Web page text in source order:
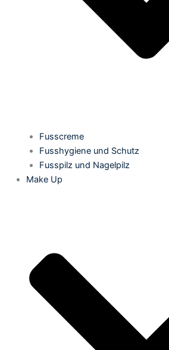
Fusscreme
Fusshygiene und Schutz
Fusspilz und Nagelpilz
Make Up